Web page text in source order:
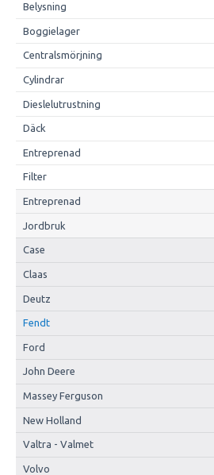
Belysning
Boggielager
Centralsmörjning
Cylindrar
Dieslelutrustning
Däck
Entreprenad
Filter
Entreprenad
Jordbruk
Case
Claas
Deutz
Fendt
Ford
John Deere
Massey Ferguson
New Holland
Valtra - Valmet
Volvo